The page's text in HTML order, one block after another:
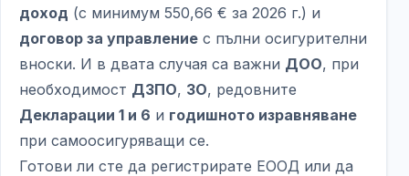
доход (с минимум 550,66 € за 2026 г.) и
договор за управление с пълни осигурителни
вноски. И в двата случая са важни ДОО, при
необходимост ДЗПО, ЗО, редовните
Декларации 1 и 6 и годишното изравняване
при самоосигуряващи се.
Готови ли сте да регистрирате ЕООД или да